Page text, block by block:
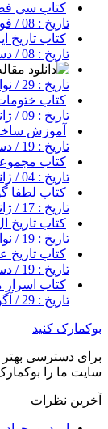
کتاب سی
تاریخ : 08 / فوریه / 2017
کتاب تاریخ
تاریخ : 08 / دسامبر / 2016
تاریخ : 29 / نوامبر / 2016
کتاب
تاریخ : 09 / ژانویه / 2017
آموزش
تاریخ : 19 / دسامبر / 2016
کتاب
تاریخ : 04 / ژانویه / 2017
کتاب لطفا
تاریخ : 17 / ژانویه / 2017
کتاب تاریخ
تاریخ : 19 / نوامبر / 2016
کتاب تاریخ
تاریخ : 19 / دسامبر / 2016
کتاب اسرار
تاریخ : 29 / آگوست / 2018
بوکمارک کنید
برای دسترسی
سایت ما را
آخرین نظرات